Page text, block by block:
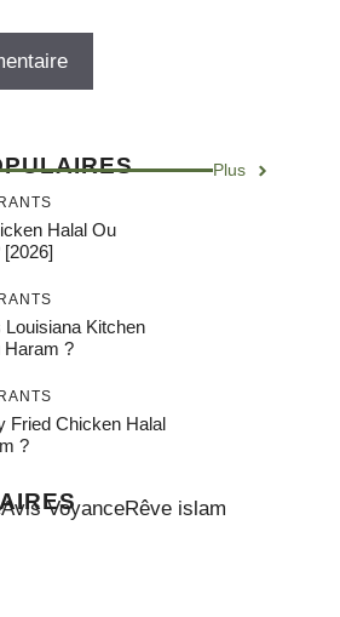
Plus
Halal Ou
Louisiana Kitchen
Haram ?
Fried Chicken Halal
?
Avis VoyanceRêve islam